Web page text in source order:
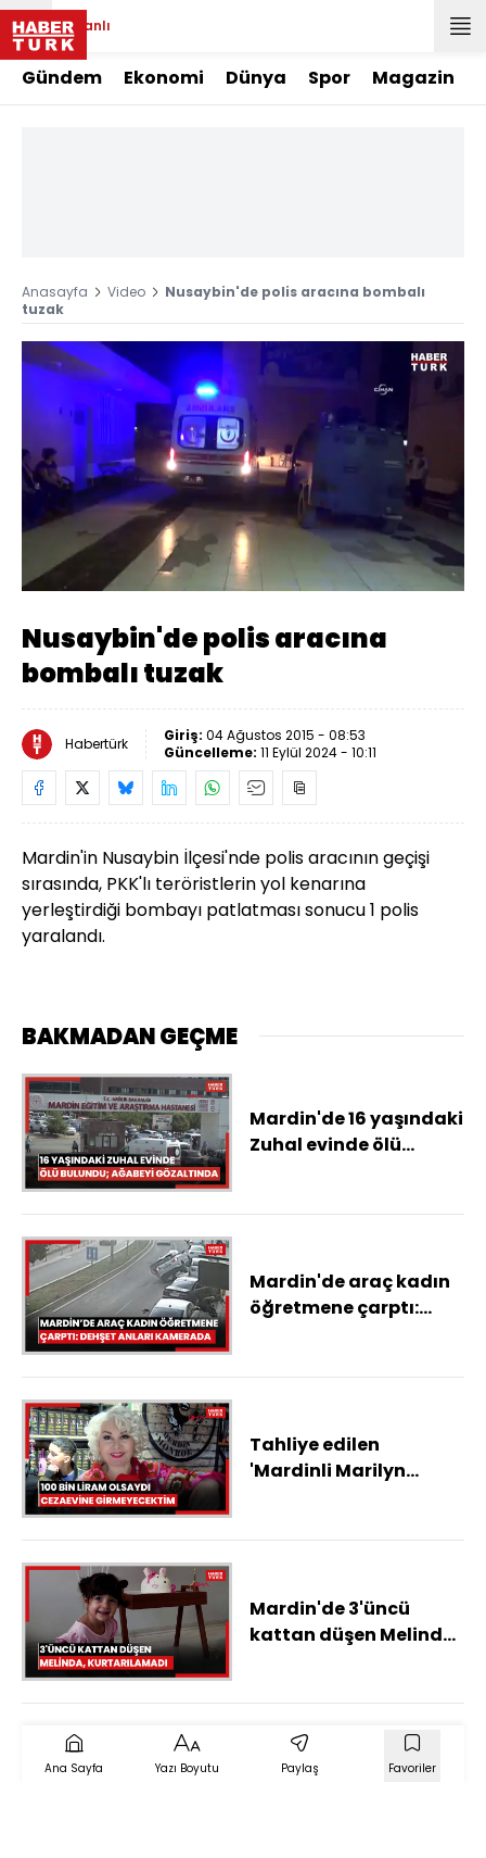
Canlı
Gündem Ekonomi Dünya Spor Magazin
Anasayfa Video
Nusaybin'de polis aracına bombalı
tuzak
Sesi
Aç
Yüklendi:
Hızı
Nusaybin'de polis aracına
bombalı tuzak
Habertürk Giriş: 04 Ağustos 2015 - 08:53
Güncelleme: 11 Eylül 2024 - 10:11
Mardin'in Nusaybin İlçesi'nde polis aracının geçişi
sırasında, PKK'lı teröristlerin yol kenarına
yerleştirdiği bombayı patlatması sonucu 1 polis
yaralandı.
BAKMADAN GEÇME
Mardin'de 16 yaşındaki
Zuhal evinde ölü
Mardin'de araç kadın
öğretmene çarptı:
Tahliye edilen
'Mardinli Marilyn
girmeyecektim
Mardin'de 3'üncü
kattan düşen Melinda,
Ana Sayfa Yazı Boyutu Paylaş Favoriler